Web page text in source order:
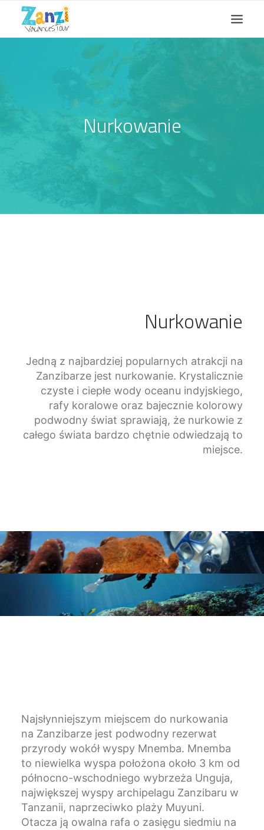
Oferty grupowe
Warto wiedzieć
Kontakt
Nurkowanie
Nurkowanie
Jedną z najbardziej popularnych atrakcji na
Zanzibarze jest nurkowanie. Krystalicznie
czyste i ciepłe wody oceanu indyjskiego,
rafy koralowe oraz bajecznie kolorowy
podwodny świat sprawiają, że nurkowie z
całego świata bardzo chętnie odwiedzają to
miejsce.
Najsłynniejszym miejscem do nurkowania
na Zanzibarze jest podwodny rezerwat
przyrody wokół wyspy Mnemba. Mnemba
to niewielka wyspa położona około 3 km od
północno-wschodniego wybrzeża Unguja,
największej wyspy archipelagu Zanzibaru w
Tanzanii, naprzeciwko plaży Muyuni.
Otacza ją owalna rafa o zasięgu siedmiu na